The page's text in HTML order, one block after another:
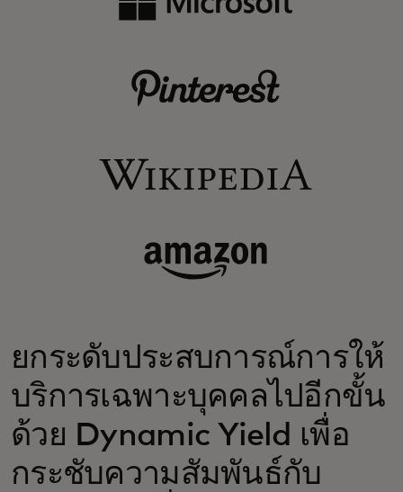
ยกระดับประสบการณ์การให้
บริการเฉพาะบุคคลไปอีกขั้น
ด้วย Dynamic Yield เพื่อ
กระชับความสัมพันธ์กับ